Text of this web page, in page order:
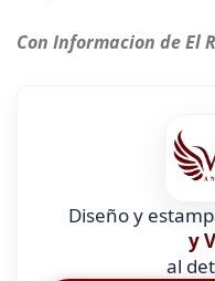
Con Informacion de El
Diseño y
y
al